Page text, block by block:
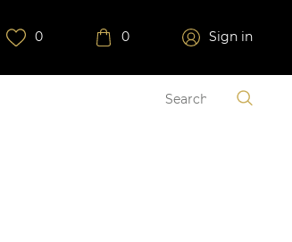
0 0 Sign in